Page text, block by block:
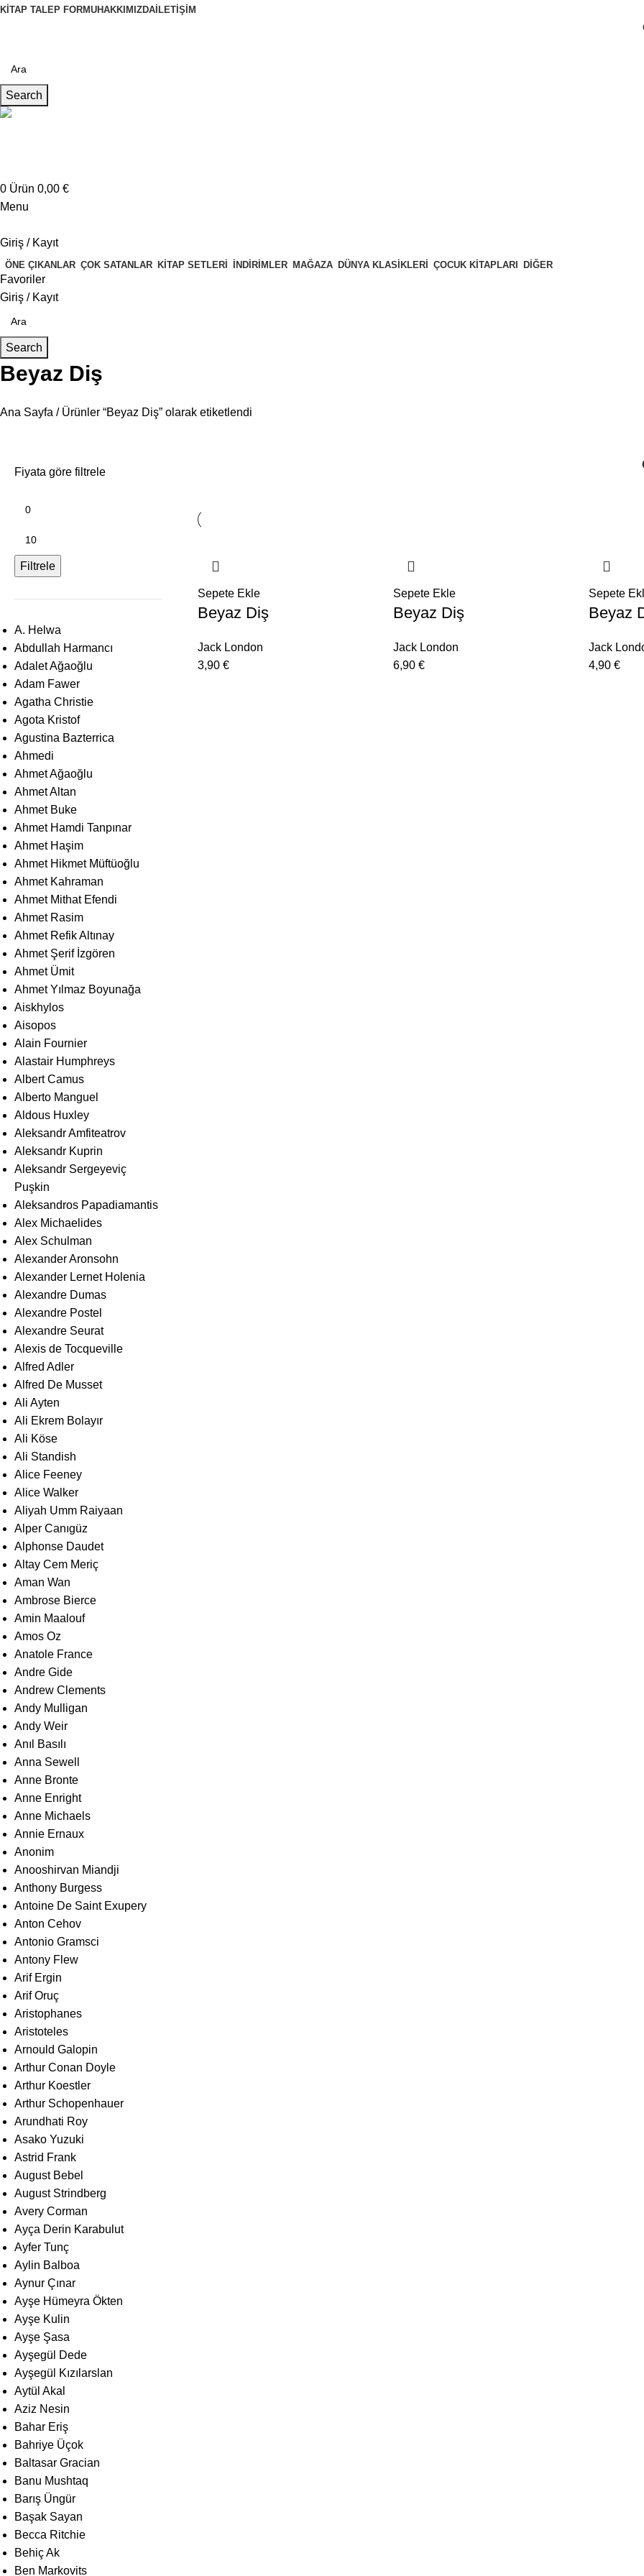
KITAP TALEP FORMUHAKKIMIZDA İLETIŞIM
Search
0 Ürün 0,00 €
Menu
Giriş / Kayıt
ÖNE ÇIKANLAR ÇOK SATANLAR KITAP SETLERI İNDIRIMLER MAĞAZA DÜNYA KLASIKLERI ÇOCUK KITAPLARI DIĞER
Favoriler
Giriş / Kayıt
Search
Beyaz Diş
Ana Sayfa Ürünler “Beyaz Diş” olarak etiketlendi
Fiyata göre filtrele
Filtrele
A. Helwa
Abdullah Harmancı
Adalet Ağaoğlu
Adam Fawer
Agatha Christie
Agota Kristof
Agustina Bazterrica
Ahmedi
Ahmet Ağaoğlu
Ahmet Altan
Ahmet Buke
Ahmet Hamdi Tanpınar
Ahmet Haşim
Ahmet Hikmet Müftüoğlu
Ahmet Kahraman
Ahmet Mithat Efendi
Ahmet Rasim
Ahmet Refik Altınay
Ahmet Şerif İzgören
Ahmet Ümit
Ahmet Yılmaz Boyunağa
Aiskhylos
Aisopos
Alain Fournier
Alastair Humphreys
Albert Camus
Alberto Manguel
Aldous Huxley
Aleksandr Amfiteatrov
Aleksandr Kuprin
Aleksandr Sergeyeviç
Puşkin
Aleksandros Papadiamantis
Alex Michaelides
Alex Schulman
Alexander Aronsohn
Alexander Lernet Holenia
Alexandre Dumas
Alexandre Postel
Alexandre Seurat
Alexis de Tocqueville
Alfred Adler
Alfred De Musset
Ali Ayten
Ali Ekrem Bolayır
Ali Köse
Ali Standish
Alice Feeney
Alice Walker
Aliyah Umm Raiyaan
Alper Canıgüz
Alphonse Daudet
Altay Cem Meriç
Aman Wan
Ambrose Bierce
Amin Maalouf
Amos Oz
Anatole France
Andre Gide
Andrew Clements
Andy Mulligan
Andy Weir
Anıl Basılı
Anna Sewell
Anne Bronte
Anne Enright
Anne Michaels
Annie Ernaux
Anonim
Anooshirvan Miandji
Anthony Burgess
Antoine De Saint Exupery
Anton Cehov
Antonio Gramsci
Antony Flew
Arif Ergin
Arif Oruç
Aristophanes
Aristoteles
Arnould Galopin
Arthur Conan Doyle
Arthur Koestler
Arthur Schopenhauer
Arundhati Roy
Asako Yuzuki
Astrid Frank
August Bebel
August Strindberg
Avery Corman
Ayça Derin Karabulut
Ayfer Tunç
Aylin Balboa
Aynur Çınar
Ayşe Hümeyra Ökten
Ayşe Kulin
Ayşe Şasa
Ayşegül Dede
Ayşegül Kızılarslan
Aytül Akal
Aziz Nesin
Bahar Eriş
Bahriye Üçok
Baltasar Gracian
Banu Mushtaq
Barış Üngür
Başak Sayan
Becca Ritchie
Behiç Ak
Ben Markovits
Sepete Ekle
Beyaz Diş
Jack London
3,90 €
Sepete Ekle
Beyaz Diş
Jack London
6,90€
Sepete
Beyaz
Jack
4,90€